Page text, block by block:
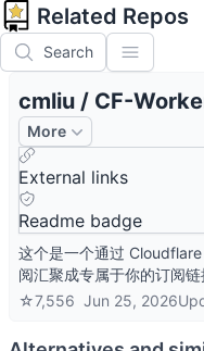
Related Repos
Search
cmliu / CF-
More
External links
Readme badge
这个是一个通过
阅汇聚成专属于你的订阅链
☆7,556 Jun 25, 2026